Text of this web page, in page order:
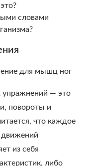
словами
упражнений — это
повороты и
что каждое
движений
из себя
либо